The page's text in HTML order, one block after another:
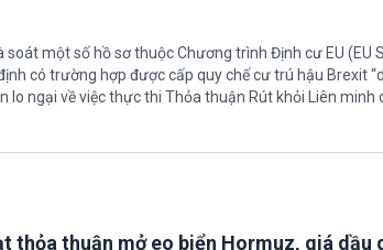
soát một số hồ sơ thuộc Chương trình Định cư EU (EU
có trường hợp được cấp quy chế cư trú hậu Brexit
lo ngại về việc thực thi Thỏa thuận Rút khỏi Liên minh
thỏa thuận mở eo biển Hormuz, giá dầu